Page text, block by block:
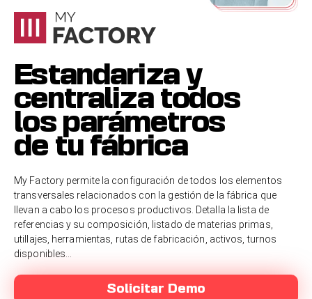
Estandariza y
centraliza todos
los parámetros
de tu fábrica
My Factory permite la configuración de todos los elementos
transversales relacionados con la gestión de la fábrica que
llevan a cabo los procesos productivos. Detalla la lista de
referencias y su composición, listado de materias primas,
utillajes, herramientas, rutas de fabricación, activos, turnos
disponibles…
Solicitar Demo